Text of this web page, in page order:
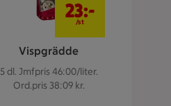
Vispgrädde
5 dl. Jmfpris 46:00/liter.
Ord.pris 38:09 kr.
23:-
/st